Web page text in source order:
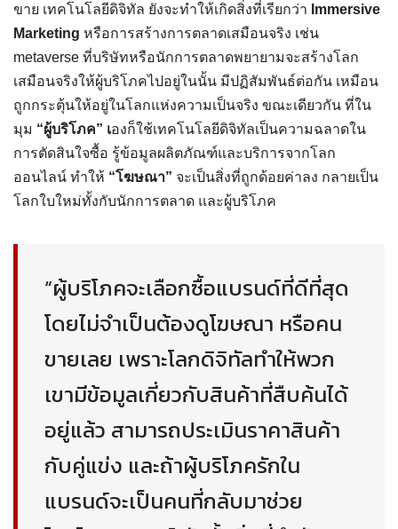
ขาย เทคโนโลยีดิจิทัล ยังจะทำให้เกิดสิ่งที่เรียกว่า Immersive
Marketing หรือการสร้างการตลาดเสมือนจริง เช่น
metaverse ที่บริษัทหรือนักการตลาดพยายามจะสร้างโลก
เสมือนจริงให้ผู้บริโภคไปอยู่ในนั้น มีปฏิสัมพันธ์ต่อกัน เหมือน
ถูกกระตุ้นให้อยู่ในโลกแห่งความเป็นจริง ขณะเดียวกัน ที่ใน
มุม “ผู้บริโภค” เองก็ใช้เทคโนโลยีดิจิทัลเป็นความฉลาดใน
การตัดสินใจซื้อ รู้ข้อมูลผลิตภัณฑ์และบริการจากโลก
ออนไลน์ ทำให้ “โฆษณา” จะเป็นสิ่งที่ถูกด้อยค่าลง กลายเป็น
โลกใบใหม่ทั้งกับนักการตลาด และผู้บริโภค
“ผู้บริโภคจะเลือกซื้อแบรนด์ที่ดีที่สุด
โดยไม่จำเป็นต้องดูโฆษณา หรือคน
ขายเลย เพราะโลกดิจิทัลทำให้พวก
เขามีข้อมูลเกี่ยวกับสินค้าที่สืบค้นได้
อยู่แล้ว สามารถประเมินราคาสินค้า
กับคู่แข่ง และถ้าผู้บริโภครักใน
แบรนด์จะเป็นคนที่กลับมาช่วย